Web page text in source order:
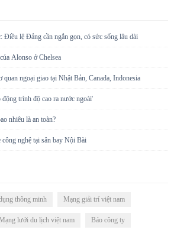
lệ Đảng cần ngắn gọn, có sức sống lâu dài
Alonso ở Chelsea
ngoại giao tại Nhật Bản, Canada, Indonesia
trình độ cao ra nước ngoài'
nhiêu là an toàn?
nghệ tại sân bay Nội Bài
thông minh Mạng giải trí việt nam
lưới du lịch việt nam Báo công ty